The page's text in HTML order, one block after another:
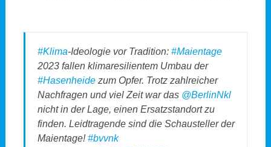
#Klima-Ideologie vor Tradition: #Maientage
2023 fallen klimaresilientem Umbau der
#Hasenheidezum Opfer. Trotz zahlreicher
Nachfragen und viel Zeit war das @BerlinNkl
nicht in der Lage, einen Ersatzstandort zu
finden. Leidtragende sind die Schausteller der
Maientage!#bvvnk